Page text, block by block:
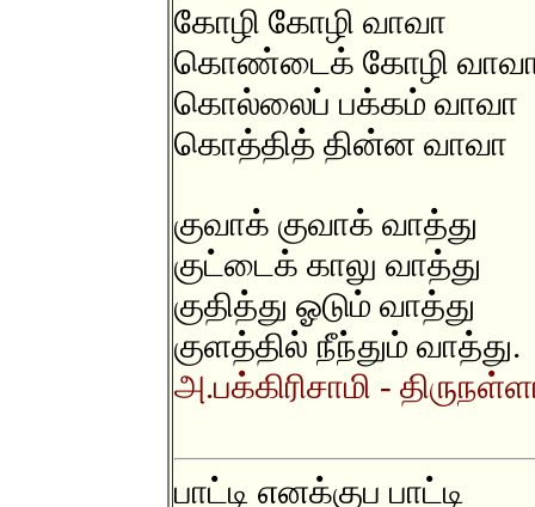
கோழி கோழி வாவா
கொண்டைக் கோழி
கொல்லைப் பக்கம் வாவா
கொத்தித் தின்ன வாவா
குவாக் குவாக் வாத்து
குட்டைக் காலு வாத்து
குதித்து ஓடும் வாத்து
குளத்தில் நீந்தும் வாத்து.
அ.பக்கிரிசாமி -
பாட்டி எனக்குப பாட்டி